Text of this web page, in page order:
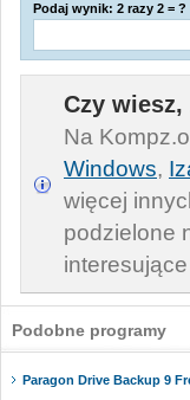
Podaj wynik: 2 razy 2 = ?
Czy wiesz,
Na
Windows,
więcej
podzielone
Podobne programy
Paragon Drive Backup 9